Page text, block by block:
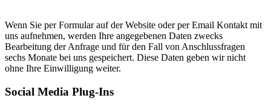
Wenn Sie per Formular auf der Website oder per Email Kontakt mit
uns aufnehmen, werden Ihre angegebenen Daten zwecks
Bearbeitung der Anfrage und für den Fall von Anschlussfragen
sechs Monate bei uns gespeichert. Diese Daten geben wir nicht
ohne Ihre Einwilligung weiter.
Social Media Plug-Ins